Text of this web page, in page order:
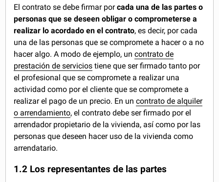
El contrato se debe firmar porcada una de las partes o
personas que se deseen obligar o comprometerse a
realizar lo acordado en el contrato, es decir, por cada
una de las personas que se compromete a hacer o a no
hacer algo. A modo de ejemplo, uncontrato de
prestación de servicios tiene que ser firmado tanto por
el profesional que se compromete a realizar una
actividad como por el cliente que se compromete a
realizar el pago de un precio. En uncontrato de alquiler
o arrendamiento, el contrato debe ser firmado por el
arrendador propietario de la vivienda, así como por las
personas que deseen hacer uso de la vivienda como
arrendatario.
1.2 Los representantes de las partes